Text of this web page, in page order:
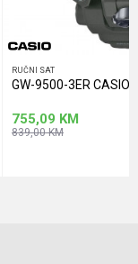
RUČNI SAT
GW-9500-3ER CASIO
755,09 KM
839,00KM